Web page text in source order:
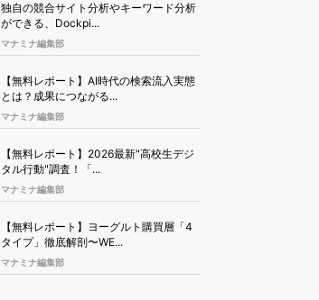
独自の競合サイト分析やキーワード分析
ができる、Dockpi...
マナミナ編集部
【無料レポート】AI時代の検索流入実態
とは？成果につながる...
マナミナ編集部
【無料レポート】2026最新"高校生デジ
タル行動"調査！「...
マナミナ編集部
【無料レポート】ヨーグルト購買層「4
タイプ」徹底解剖〜WE...
マナミナ編集部